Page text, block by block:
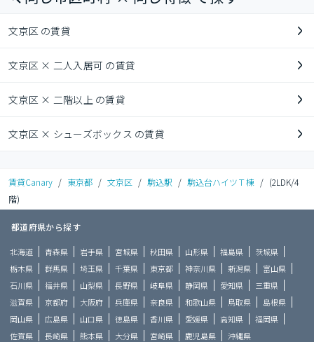
文京区 の賃貸
文京区 × 二人入居可 の賃貸
文京区 × 二階以上 の賃貸
文京区 × シューズボックス の賃貸
賃貸Canary / 東京都 / 文京区 / 駒込駅 / 駒込台ハイツＴ棟 / (2LDK/4
階)
都道府県から探す
北海道 青森県 岩手県 宮城県 秋田県 山形県 福島県
茨城県
栃木県
群馬県 埼玉県 千葉県 東京都 神奈川県 新潟県
富山県
石川県
福井県 山梨県 長野県 岐阜県 静岡県 愛知県
三重県
滋賀県
京都府 大阪府 兵庫県 奈良県 和歌山県 鳥取県
島根県
岡山県
広島県 山口県 徳島県 香川県 愛媛県 高知県
福岡県
佐賀県
長崎県 熊本県 大分県 宮崎県 鹿児島県 沖縄県